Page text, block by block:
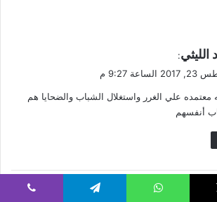
الليثي:
9:27 م
معتمده علي الغرر واستغلال الشباب والضحايا هم
أنفسهم